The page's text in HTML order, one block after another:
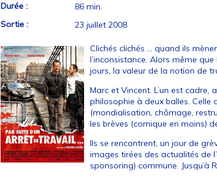
Durée :
86 min.
Sortie :
23 juillet 2008
Clichés clichés … quand ils
l’inconsistance. Alors même
jours, la valeur de la notion de
Marc et Vincent. L’un est
philosophie à deux balles. Celle
(mondialisation, chômage,
les brèves (comique en moins)
Ils se rencontrent, un jour de
images tirées des actualités de
sponsoring) commune. Jusqu’à